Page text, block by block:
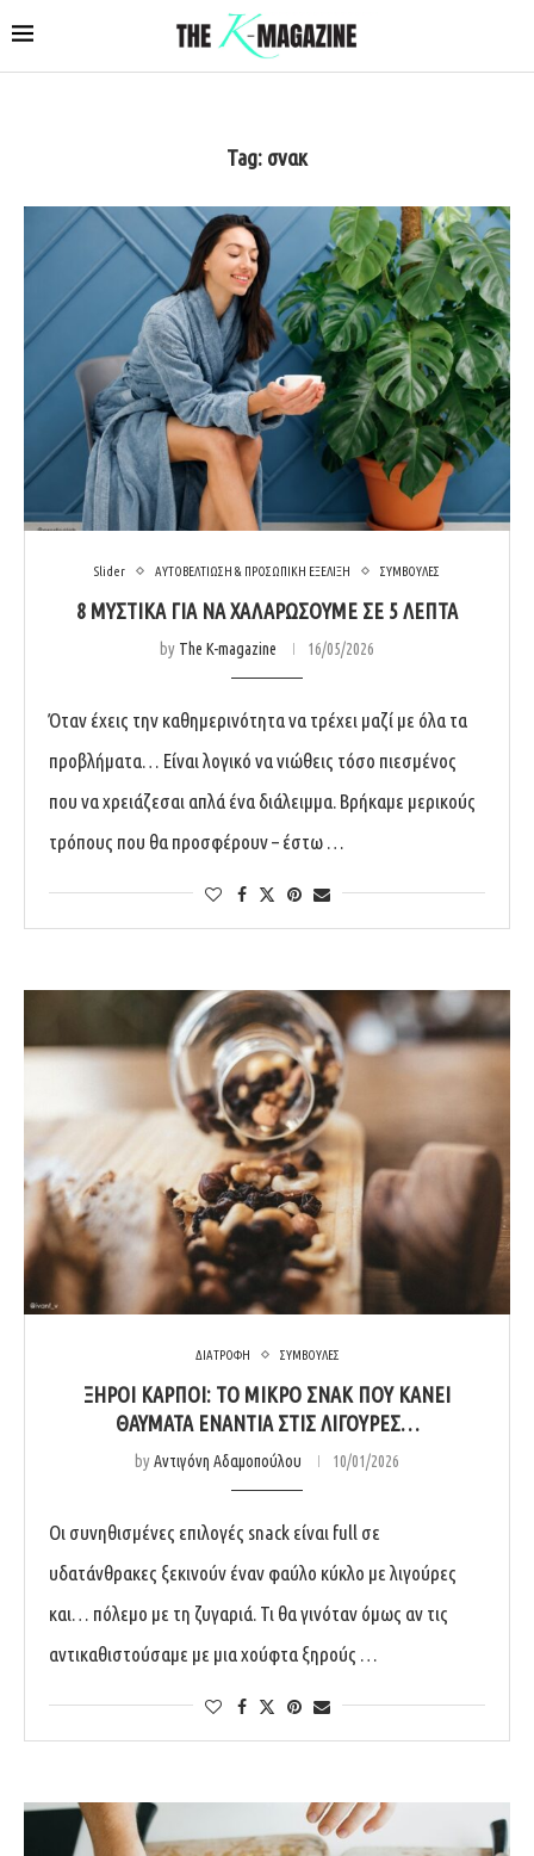
Tag: σνακ
Slider ΑΥΤΟΒΕΛΤΙΩΣΗ & ΠΡΟΣΩΠΙΚΗ ΕΞΕΛΙΞΗ ΣΥΜΒΟΥΛΕΣ
8 ΜΥΣΤΙΚΆ ΓΙΑ ΝΑ ΧΑΛΑΡΏΣΟΥΜΕ ΣΕ 5 ΛΕΠΤΆ
by The K-magazine 16/05/2026
Όταν έχεις την καθημερινότητα να τρέχει μαζί με όλα τα
προβλήματα… Είναι λογικό να νιώθεις τόσο πιεσμένος
που να χρειάζεσαι απλά ένα διάλειμμα. Βρήκαμε μερικούς
τρόπους που θα προσφέρουν – έστω …
ΔΙΑΤΡΟΦΗ ΣΥΜΒΟΥΛΕΣ
ΞΗΡΟΊ ΚΑΡΠΟΊ: ΤΟ ΜΙΚΡΌ ΣΝΑΚ ΠΟΥ ΚΆΝΕΙ
ΘΑΎΜΑΤΑ ΕΝΆΝΤΙΑ ΣΤΙΣ ΛΙΓΟΎΡΕΣ…
byΑντιγόνη Αδαμοπούλου 10/01/2026
Οι συνηθισμένες επιλογές snack είναι full σε
υδατάνθρακες ξεκινούν έναν φαύλο κύκλο με λιγούρες
και… πόλεμο με τη ζυγαριά. Τι θα γινόταν όμως αν τις
αντικαθιστούσαμε με μια χούφτα ξηρούς …